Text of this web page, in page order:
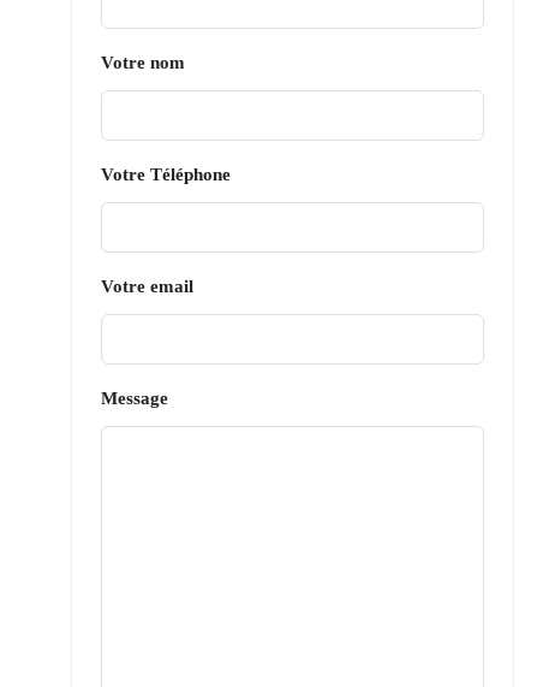
Votre nom
Votre Téléphone
Votre email
Message